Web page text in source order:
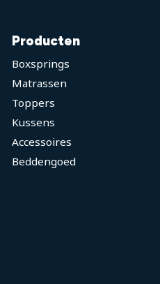
Producten
Boxsprings
Matrassen
Toppers
Kussens
Accessoires
Beddengoed